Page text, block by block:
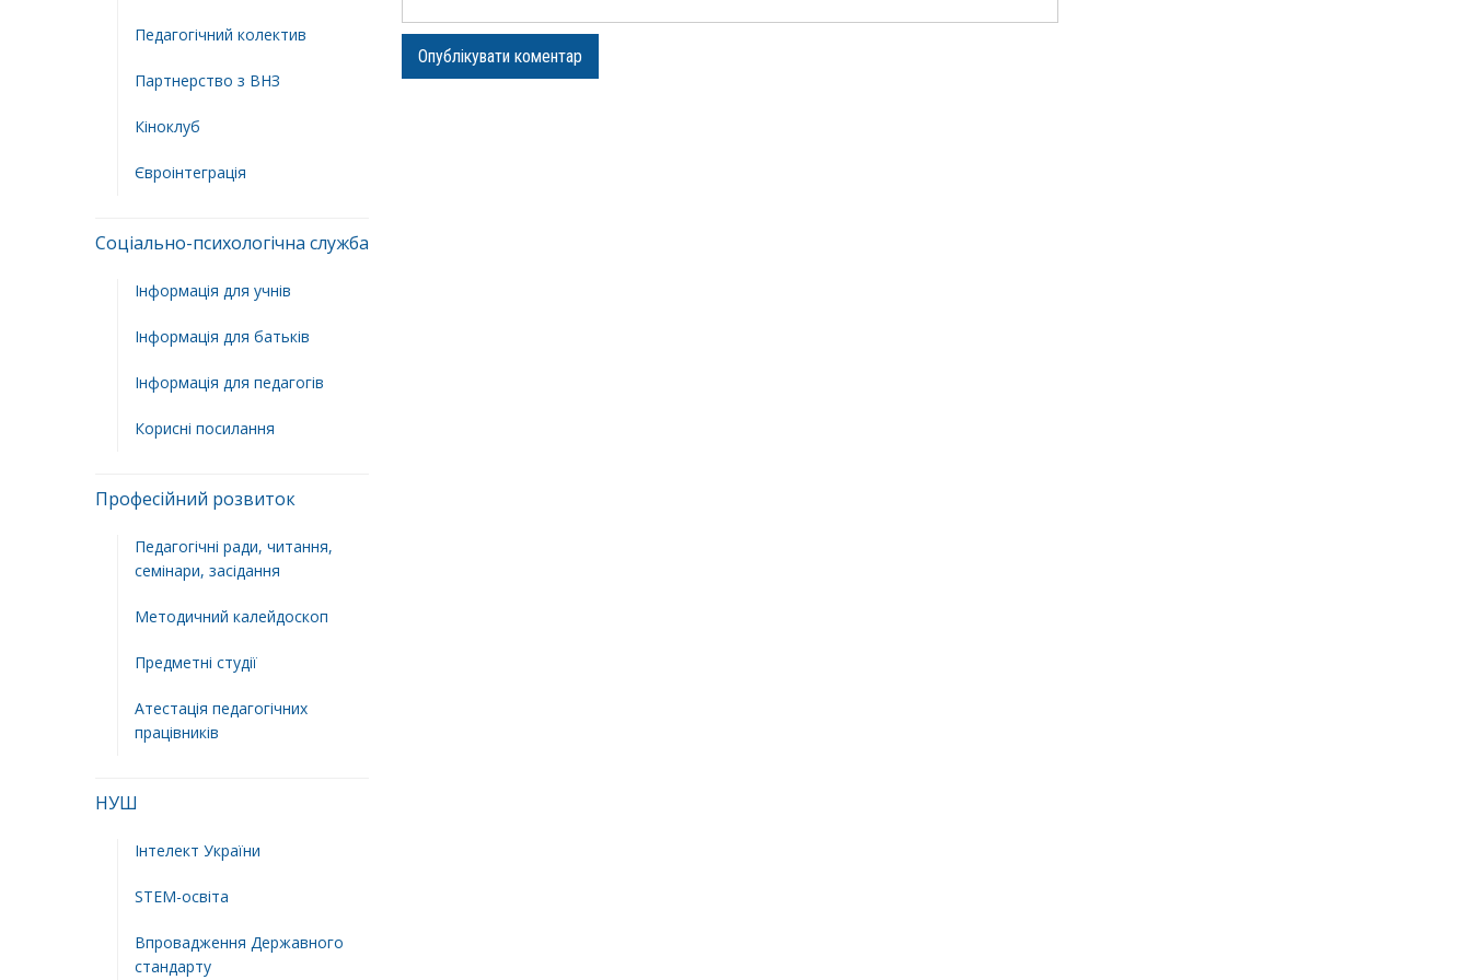
Педагогічний колектив
Партнерство з ВНЗ
Кіноклуб
Євроінтеграція
Соціально-психологічна служба
Інформація для учнів
Інформація для батьків
Інформація для педагогів
Корисні посилання
Професійний розвиток
Педагогічні ради, читання,
семінари, засідання
Методичний калейдоскоп
Предметні студії
Атестація педагогічних
працівників
НУШ
Інтелект України
STEM-освіта
Впровадження Державного
стандарту